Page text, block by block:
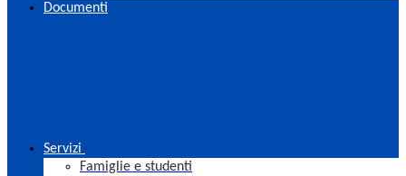
Documenti
Servizi
Famiglie e studenti